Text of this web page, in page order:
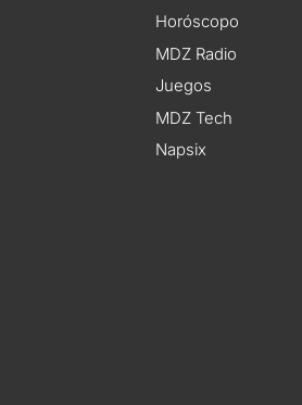
Horóscopo
MDZ Radio
Juegos
MDZ Tech
Napsix